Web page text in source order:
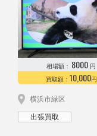
相場額： 8000 円
買取額： 10,000円
横浜市緑区
出張買取